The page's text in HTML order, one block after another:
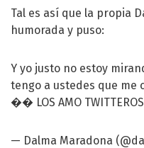
Tal es así que la propia
humorada y puso:
Y yo justo no estoy
tengo a ustedes que me
�� LOS AMO
— Dalma Maradona